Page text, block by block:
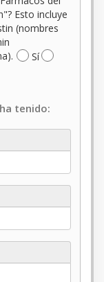
Esto incluye
(nombres
Sí
tenido: